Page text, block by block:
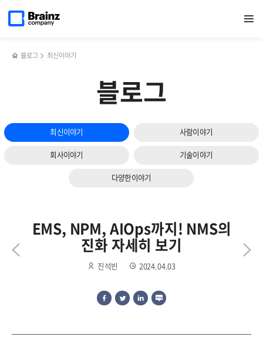
열기
페이지로
블로그 최신이야기
블로그
최신이야기 사람이야기
회사이야기 기술이야기
다양한이야기
내기
첫걸음,
EMS, NPM, AIOps까지! NMS의
진화 자세히 보기
진석빈 2024.04.03
모니터링에서
중요한
다음
슬라이드